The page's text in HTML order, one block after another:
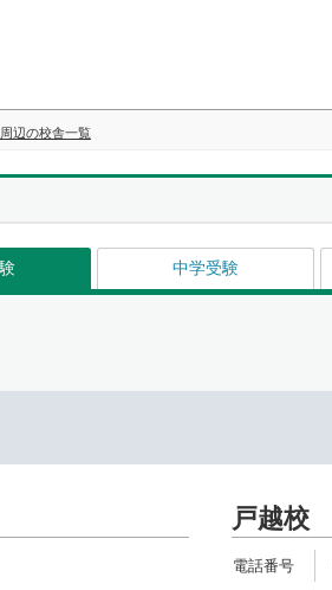
辺の校舎一覧
中学受験
戸越校